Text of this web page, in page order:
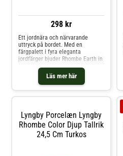
298 kr
Läs mer här
Ett jordnära och närvarande
uttryck på bordet. Med en
färgpalett i fyra eleganta
jordfärger bjuder Rhombe Earth in
vid måltiden, dem vi äter med och
lägga märke till skönheten i
servisen. Seriens största skål på
Lyngby Porcelæn Lyngby
Rhombe Color Djup Tallrik
24,5 Cm Turkos